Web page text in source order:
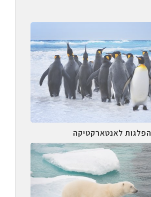
הפלגות לאנטארקטיקה